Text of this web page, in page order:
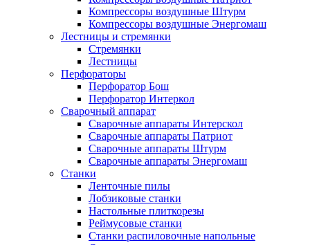
Компрессоры воздушные Штурм
Компрессоры воздушные Энергомаш
Лестницы и стремянки
Стремянки
Лестницы
Перфораторы
Перфоратор Бош
Перфоратор Интеркол
Сварочный аппарат
Сварочные аппараты Интерскол
Сварочные аппараты Патриот
Сварочные аппараты Штурм
Сварочные аппараты Энергомаш
Станки
Ленточные пилы
Лобзиковые станки
Настольные плиткорезы
Реймусовые станки
Станки распиловочные напольные